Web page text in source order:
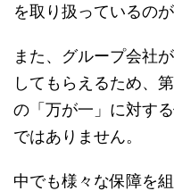
を取り扱っているの
また、グループ会社
してもらえるため、
の「万が一」に対す
ではありません。
中でも様々な保障を